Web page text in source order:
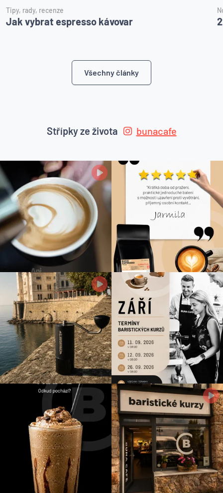
Tipy, rady, recenze
Jak vybrat espresso kávovar
Všechny články
Střípky ze života bunacafe